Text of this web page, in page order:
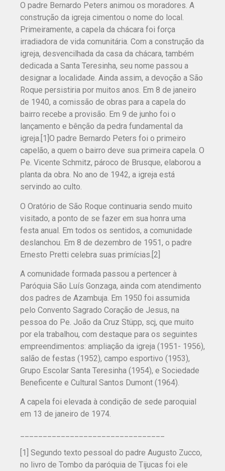
O padre Bernardo Peters animou os moradores. A
construção da igreja cimentou o nome do local.
Primeiramente, a capela da chácara foi força
irradiadora de vida comunitária. Com a construção da
igreja, desvencilhada da casa da chácara, também
dedicada a Santa Teresinha, seu nome passou a
designar a localidade. Ainda assim, a devoção a São
Roque persistiria por muitos anos. Em 8 de janeiro
de 1940, a comissão de obras para a capela do
bairro recebe a provisão. Em 9 de junho foi o
lançamento e bênção da pedra fundamental da
igreja.[1]O padre Bernardo Peters foi o primeiro
capelão, a quem o bairro deve sua primeira capela. O
Pe. Vicente Schmitz, pároco de Brusque, elaborou a
planta da obra. No ano de 1942, a igreja está
servindo ao culto.
O Oratório de São Roque continuaria sendo muito
visitado, a ponto de se fazer em sua honra uma
festa anual. Em todos os sentidos, a comunidade
deslanchou. Em 8 de dezembro de 1951, o padre
Ernesto Pretti celebra suas primícias.[2]
A comunidade formada passou a pertencer à
Paróquia São Luís Gonzaga, ainda com atendimento
dos padres de Azambuja. Em 1950 foi assumida
pelo Convento Sagrado Coração de Jesus, na
pessoa do Pe. João da Cruz Stüpp, scj, que muito
por ela trabalhou, com destaque para os seguintes
empreendimentos: ampliação da igreja (1951- 1956),
salão de festas (1952), campo esportivo (1953),
Grupo Escolar Santa Teresinha (1954), e Sociedade
Beneficente e Cultural Santos Dumont (1964).
A capela foi elevada à condição de sede paroquial
em 13 de janeiro de 1974.
[1] Segundo texto pessoal do padre Augusto Zucco,
no livro de Tombo da paróquia de Tijucas foi ele